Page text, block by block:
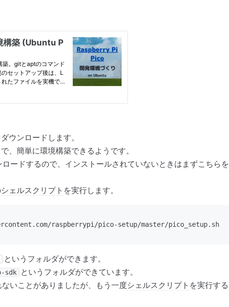
ウンロードします。
、簡単に環境構築できるようです。
ロードするので、インストールされていないときはまずこちらを
シェルスクリプト を実行します。
raspberrypi/pico-setup/master/pico_setup.sh
というフォルダができます。
sdk
というフォルダができています。
ないことがありましたが、もう一度シェルスクリプト を実行する